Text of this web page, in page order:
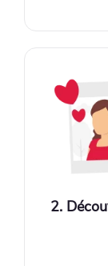
2.